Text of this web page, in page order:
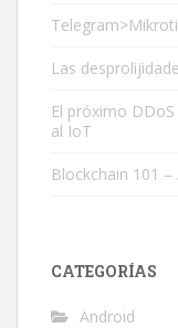
Las
El próximo
al IoT
Blockchain 101
CATEGORÍAS
Android